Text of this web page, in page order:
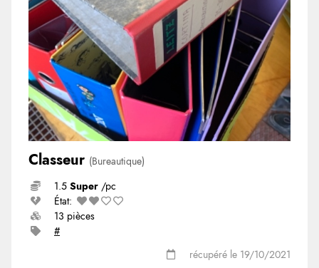
Classeur (Bureautique)
1.5 Super /pc
État:
13 pièces
#
récupéré le 19/10/2021